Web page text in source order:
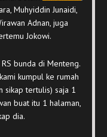
Muhyiddin Junaidi,
Adnan, juga
Jokowi.
bunda di Menteng.
kumpul ke rumah
sikap tertulis) saja 1
buat itu 1 halaman,
dia.